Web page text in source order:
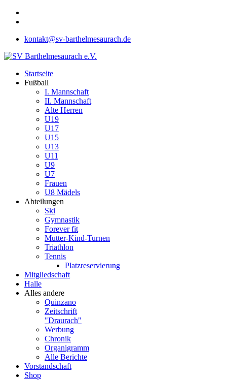
kontakt@sv-barthelmesaurach.de
Startseite
Fußball
I. Mannschaft
II. Mannschaft
Alte Herren
U19
U17
U15
U13
U11
U9
U7
Frauen
U8 Mädels
Abteilungen
Ski
Gymnastik
Forever fit
Mutter-Kind-Turnen
Triathlon
Tennis
Platzreservierung
Mitgliedschaft
Halle
Alles andere
Quinzano
Zeitschrift
"Draurach"
Werbung
Chronik
Organigramm
Alle Berichte
Vorstandschaft
Shop